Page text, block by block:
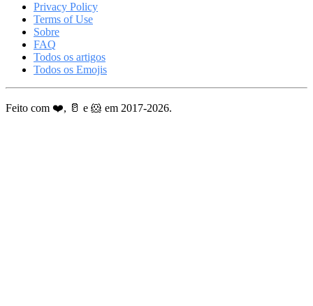
Privacy Policy
Terms of Use
Sobre
FAQ
Todos os artigos
Todos os Emojis
Feito com ❤️, 🥛 e 🐹 em 2017-2026.